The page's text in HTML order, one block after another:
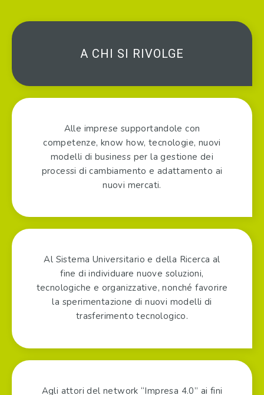
A CHI SI RIVOLGE
Alle imprese supportandole con
competenze, know how, tecnologie, nuovi
modelli di business per la gestione dei
processi di cambiamento e adattamento ai
nuovi mercati.
Al Sistema Universitario e della Ricerca al
fine di individuare nuove soluzioni,
tecnologiche e organizzative, nonché favorire
la sperimentazione di nuovi modelli di
trasferimento tecnologico.
Agli attori del network “Impresa 4.0” ai fini